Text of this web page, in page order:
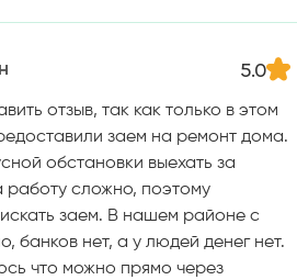
5.0
отзыв, так как только в этом
заем на ремонт дома.
обстановки выехать за
работу сложно, поэтому
заем. В нашем районе с
банков нет, а у людей денег нет.
что можно прямо через